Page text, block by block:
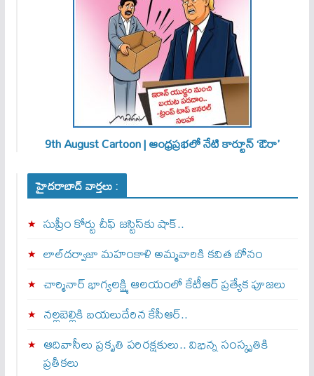
9th August Cartoon | ఆంధ్రప్రభలో నేటి కార్టూన్ ‘ఔరా’
హైదరాబాద్ వార్తలు :
సుప్రీం కోర్టు చీఫ్ జస్టిస్⁭కు షాక్..
లాల్‌దర్వాజా మహంకాళి అమ్మవారికి కవిత బోనం
చార్మినార్‌ భాగ్యలక్ష్మి ఆలయంలో కేటీఆర్ ప్రత్యేక పూజలు
నల్లబెల్లికి బయలుదేరిన కేసీఆర్‌..
ఆదివాసీలు ప్రకృతి పరిరక్షకులు.. విభిన్న సంస్కృతికి
ప్రతీకలు